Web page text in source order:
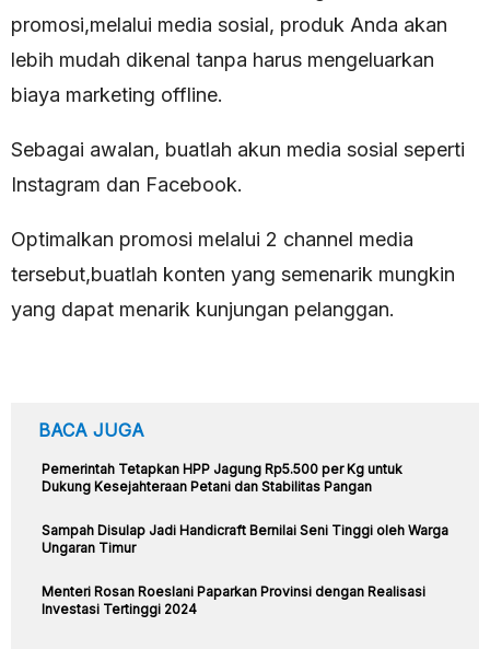
promosi,melalui media sosial, produk Anda akan
lebih mudah dikenal tanpa harus mengeluarkan
biaya marketing offline.
Sebagai awalan, buatlah akun media sosial seperti
Instagram dan Facebook.
Optimalkan promosi melalui 2 channel media
tersebut,buatlah konten yang semenarik mungkin
yang dapat menarik kunjungan pelanggan.
BACA JUGA
Pemerintah Tetapkan HPP Jagung Rp5.500 per Kg untuk
Dukung Kesejahteraan Petani dan Stabilitas Pangan
Sampah Disulap Jadi Handicraft Bernilai Seni Tinggi oleh Warga
Ungaran Timur
Menteri Rosan Roeslani Paparkan Provinsi dengan Realisasi
Investasi Tertinggi 2024